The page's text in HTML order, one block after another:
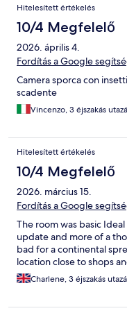
Hitelesített értékelés
10/4 Megfelelő
2026. április 4.
Fordítás a Google
Camera sporca con
scadente
Vincenzo, 3 éjszakás
Hitelesített értékelés
10/4 Megfelelő
2026. március 15.
Fordítás a Google
The room was basic
update and more of a
bad for a continental
location close to shops
Charlene, 3 éjszakás